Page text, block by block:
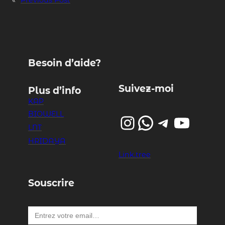
Besoin d’aide?
Plus d’info
KAP
BIOWELL
LNT
HRIDAYA
Suivez-moi
InstagramWhatsApp Telegram YouTube
Link.tree
Souscrire
Entrez votre email…